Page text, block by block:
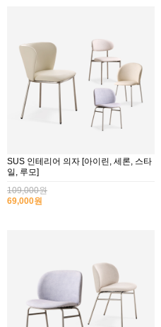
SUS 인테리어 의자 [아이린, 세론, 스타
일, 루모]
109,000원
69,000원